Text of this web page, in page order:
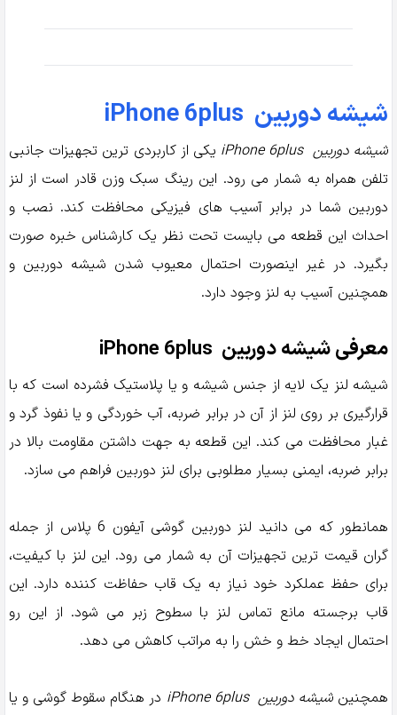
6Plus
6sPlus
شیشه دوربین iPhone 6plus
شیشه دوربین iPhone 6plus
یکی از کاربردی ترین تجهیزات جانبی
تلفن همراه به شمار می رود. این رینگ سبک وزن قادر است از لنز
دوربین شما در برابر آسیب های فیزیکی محافظت کند. نصب و
احداث این قطعه می بایست تحت نظر یک کارشناس خبره صورت
بگیرد. در غیر اینصورت احتمال معیوب شدن شیشه دوربین و
همچنین آسیب به لنز وجود دارد.
معرفی شیشه دوربین iPhone 6plus
شیشه لنز یک لایه از جنس شیشه و یا پلاستیک فشرده است که با
قرارگیری بر روی لنز از آن در برابر ضربه، آب خوردگی و یا نفوذ گرد و
غبار محافظت می کند. این قطعه به جهت داشتن مقاومت بالا در
برابر ضربه، ایمنی بسیار مطلوبی برای لنز دوربین فراهم می سازد.
همانطور که می دانید لنز دوربین گوشی آیفون 6 پلاس از جمله
گران قیمت ترین تجهیزات آن به شمار می رود. این لنز با کیفیت،
برای حفظ عملکرد خود نیاز به یک قاب حفاظت کننده دارد. این
قاب برجسته مانع تماس لنز با سطوح زبر می شود. از این رو
احتمال ایجاد خط و خش را به مراتب کاهش می دهد.
همچنین شیشه دوربینiPhone 6plus در هنگام سقوط گوشی و یا